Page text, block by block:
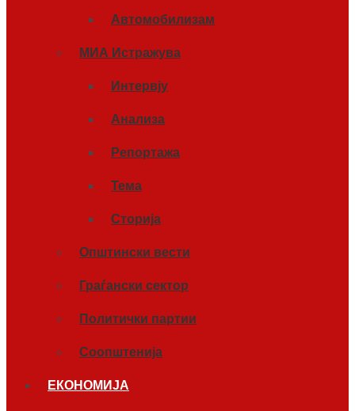
Автомобилизам
МИА Истражува
Интервју
Анализа
Репортажа
Тема
Сторија
Општински вести
Граѓански сектор
Политички партии
Соопштенија
ЕКОНОМИЈА